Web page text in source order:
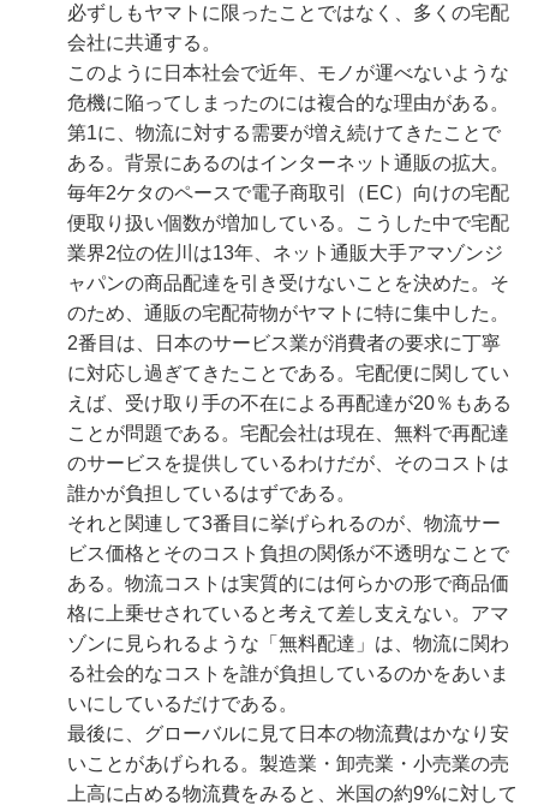
必ずしもヤマトに限ったことではなく、多くの宅配
会社に共通する。
このように日本社会で近年、モノが運べないような
危機に陥ってしまったのには複合的な理由がある。
第1に、物流に対する需要が増え続けてきたことで
ある。背景にあるのはインターネット通販の拡大。
毎年2ケタのペースで電子商取引（EC）向けの宅配
便取り扱い個数が増加している。こうした中で宅配
業界2位の佐川は13年、ネット通販大手アマゾンジ
ャパンの商品配達を引き受けないことを決めた。そ
のため、通販の宅配荷物がヤマトに特に集中した。
2番目は、日本のサービス業が消費者の要求に丁寧
に対応し過ぎてきたことである。宅配便に関してい
えば、受け取り手の不在による再配達が20％もある
ことが問題である。宅配会社は現在、無料で再配達
のサービスを提供しているわけだが、そのコストは
誰かが負担しているはずである。
それと関連して3番目に挙げられるのが、物流サー
ビス価格とそのコスト負担の関係が不透明なことで
ある。物流コストは実質的には何らかの形で商品価
格に上乗せされていると考えて差し支えない。アマ
ゾンに見られるような「無料配達」は、物流に関わ
る社会的なコストを誰が負担しているのかをあいま
いにしているだけである。
最後に、グローバルに見て日本の物流費はかなり安
いことがあげられる。製造業・卸売業・小売業の売
上高に占める物流費をみると、米国の約9%に対して